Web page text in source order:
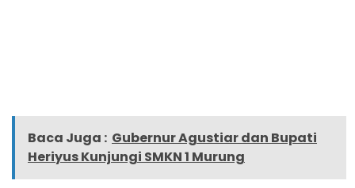
Baca Juga : Gubernur Agustiar dan Bupati
Heriyus Kunjungi SMKN 1 Murung